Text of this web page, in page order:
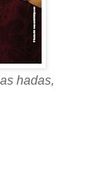
hadas,